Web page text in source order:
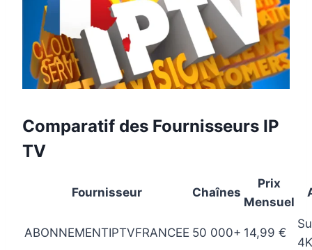
Comparatif des Fournisseurs IP
TV
Fournisseur Chaînes
Prix
Mensuel
ABONNEMENTIPTVFRANCEE 50 000+ 14,99 €
4K